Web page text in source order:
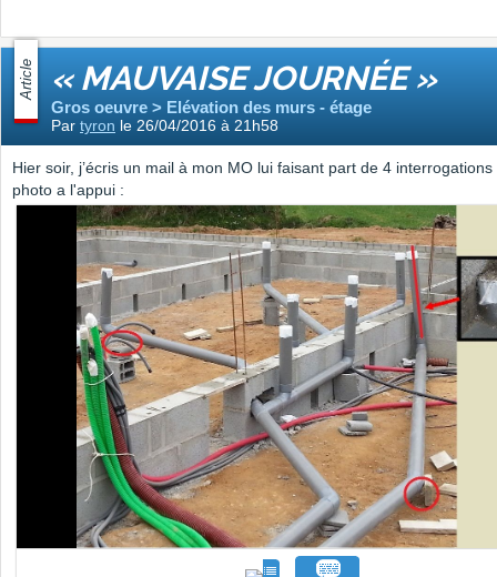
Article « MAUVAISE JOURNÉE »
Gros oeuvre > Elévation des murs - étage
Par tyron le 26/04/2016 à 21h58
Hier soir, j’écris un mail à mon MO lui faisant part de 4
photo a l'appui :